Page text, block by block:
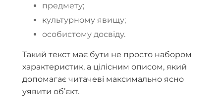
предмету;
культурному явищу;
особистому досвіду.
Такий текст має бути не просто набором
характеристик, а цілісним описом, який
допомагає читачеві максимально ясно
уявити об’єкт.